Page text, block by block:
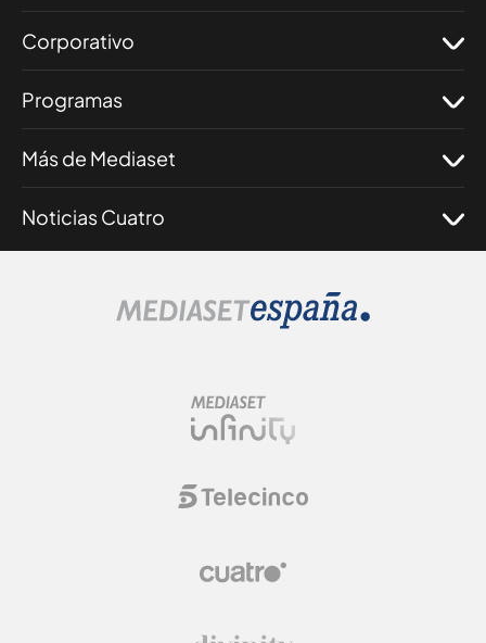
Corporativo
Programas
Más de Mediaset
Noticias Cuatro